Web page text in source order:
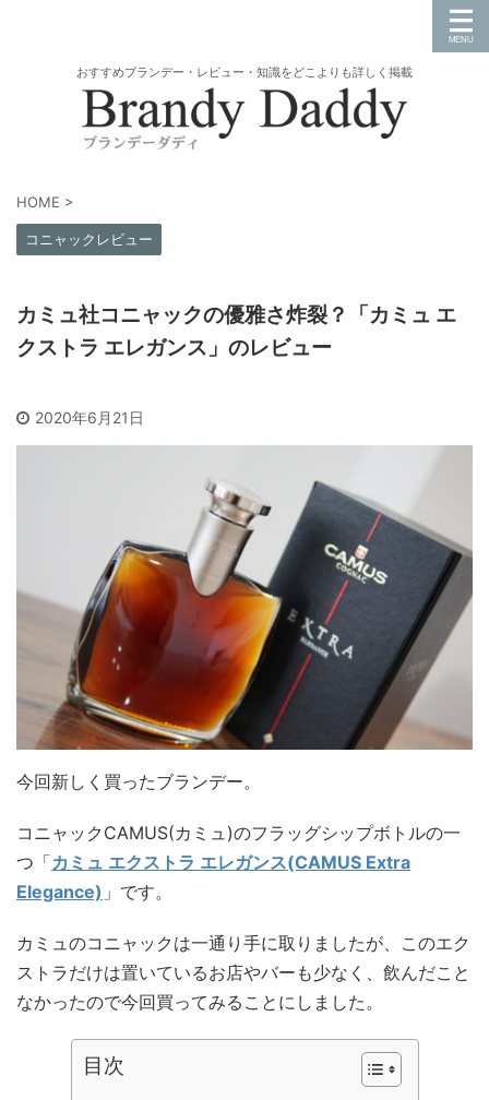
おすすめブランデー・レビュー・知識をどこよりも詳しく掲載
HOME >
コニャックレビュー
カミュ社コニャックの優雅さ炸裂？「カミュ エ
クストラ エレガンス」のレビュー
2020年6月21日
今回新しく買ったブランデー。
コニャックCAMUS(カミュ)のフラッグシップボトルの一
つ「カミュ エクストラ エレガンス(CAMUS Extra
Elegance) 」です。
カミュのコニャックは一通り手に取りましたが、このエク
ストラだけは置いているお店やバーも少なく、飲んだこと
なかったので今回買ってみることにしました。
目次